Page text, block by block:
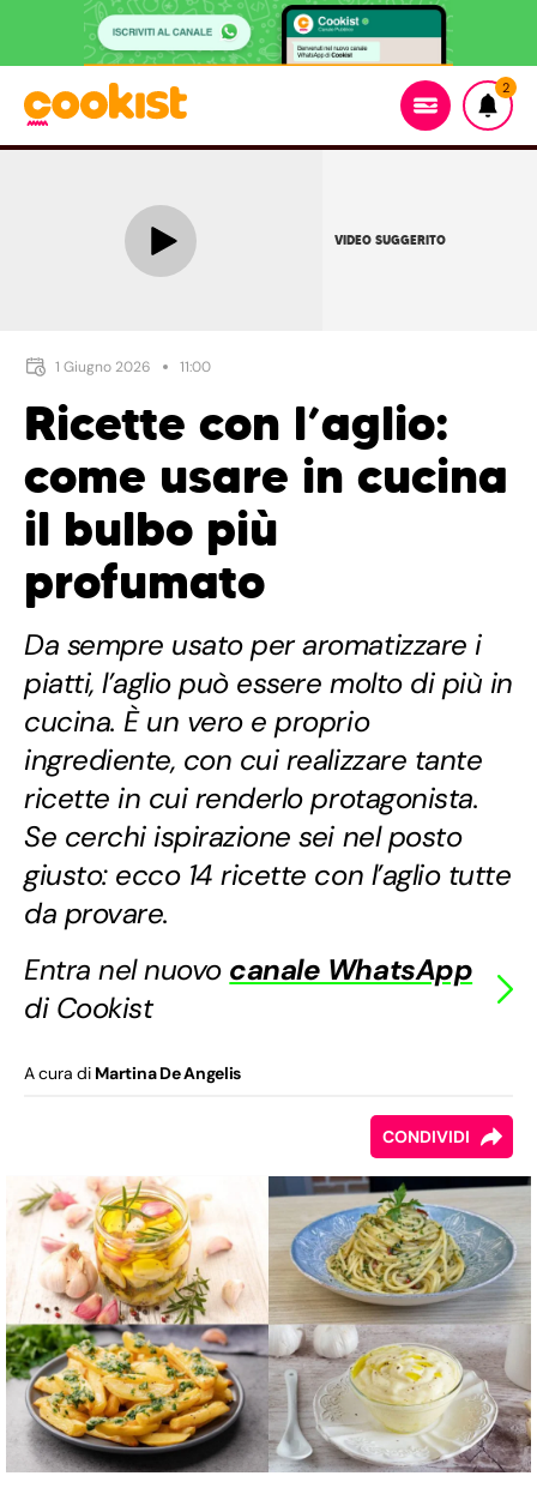
2
VIDEO SUGGERITO
1 Giugno 2026 11:00
Ricette con l’aglio:
come usare in cucina
il bulbo più
profumato
Da sempre usato per aromatizzare i
piatti, l’aglio può essere molto di più in
cucina. È un vero e proprio
ingrediente, con cui realizzare tante
ricette in cui renderlo protagonista.
Se cerchi ispirazione sei nel posto
giusto: ecco 14 ricette con l’aglio tutte
da provare.
Entra nel nuovo canale WhatsApp
di Cookist
A cura di Martina De Angelis
CONDIVIDI